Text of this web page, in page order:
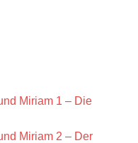
Miriam 1 – Die
Miriam 2 – Der